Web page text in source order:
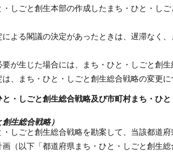
しごと創生本部の作成したまち・ひと・し
による閣議の決定があったときは、遅滞なく
が生じた場合には、まち・ひと・しごと創生
、まち・ひと・しごと創生総合戦略の変更に
・しごと創生総合戦略及び市町村まち・ひ
生総合戦略）
しごと創生総合戦略を勘案して、当該都道
（以下「都道府県まち・ひと・しごと創生